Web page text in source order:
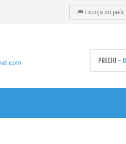
Escoja su país :
PRECIO -